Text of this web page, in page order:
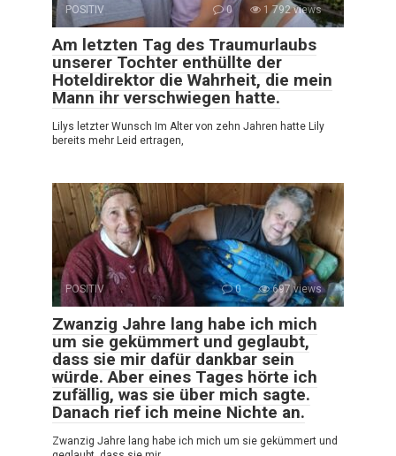
POSITIV 0 1 792 views
Am letzten Tag des Traumurlaubs
unserer Tochter enthüllte der
Hoteldirektor die Wahrheit, die mein
Mann ihr verschwiegen hatte.
Lilys letzter Wunsch Im Alter von zehn Jahren hatte Lily
bereits mehr Leid ertragen,
POSITIV 0 697 views
Zwanzig Jahre lang habe ich mich
um sie gekümmert und geglaubt,
dass sie mir dafür dankbar sein
würde. Aber eines Tages hörte ich
zufällig, was sie über mich sagte.
Danach rief ich meine Nichte an.
Zwanzig Jahre lang habe ich mich um sie gekümmert und